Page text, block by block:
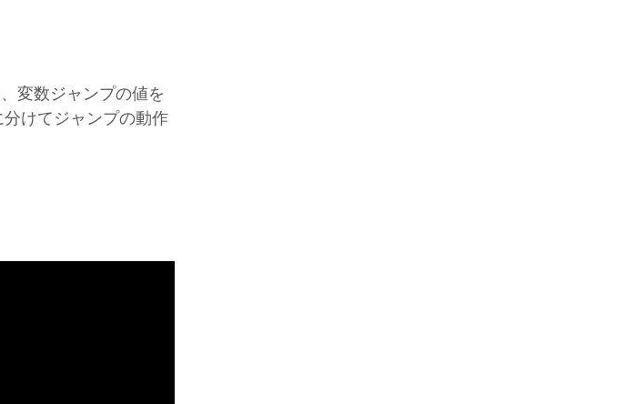
変数ジャンプの値を
けてジャンプの動作